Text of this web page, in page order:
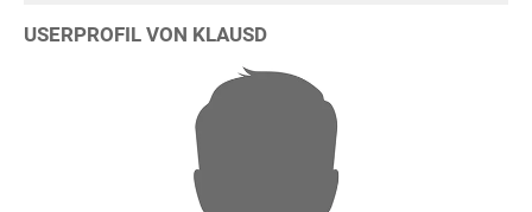
USERPROFIL VON KLAUSD